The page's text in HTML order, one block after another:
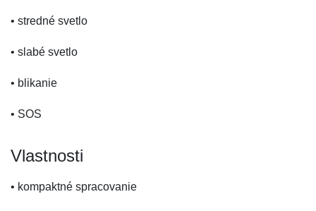
• stredné svetlo
• slabé svetlo
• blikanie
• SOS
Vlastnosti
• kompaktné spracovanie